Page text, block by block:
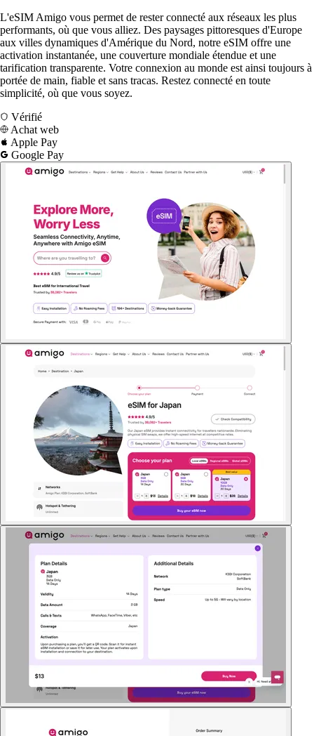
L'eSIM Amigo vous permet de rester connecté aux réseaux les plus
performants, où que vous alliez. Des paysages pittoresques d'Europe
aux villes dynamiques d'Amérique du Nord, notre eSIM offre une
activation instantanée, une couverture mondiale étendue et une
tarification transparente. Votre connexion au monde est ainsi toujours à
portée de main, fiable et sans tracas. Restez connecté en toute
simplicité, où que vous soyez.
Vérifié
Achat web
Apple Pay
Google Pay